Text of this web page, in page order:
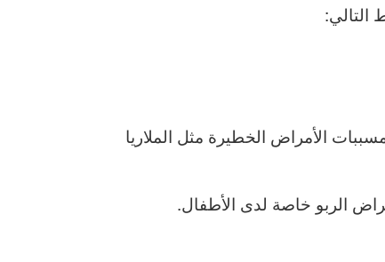
التالي:
الأمراض الخطيرة مثل الملاريا
الربو خاصة لدى الأطفال.